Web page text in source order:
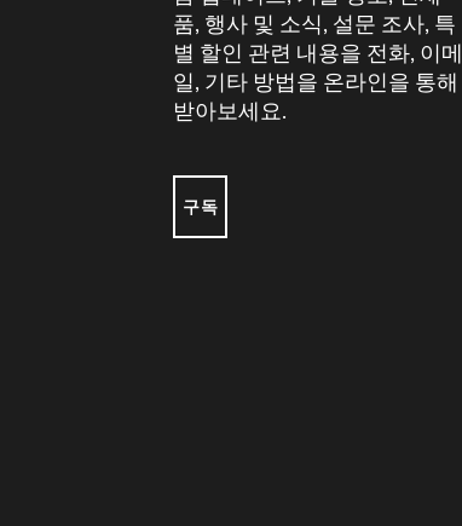
품, 행사 및 소식, 설문 조사, 특
별 할인 관련 내용을 전화, 이메
일, 기타 방법을 온라인을 통해
받아보세요.
구독